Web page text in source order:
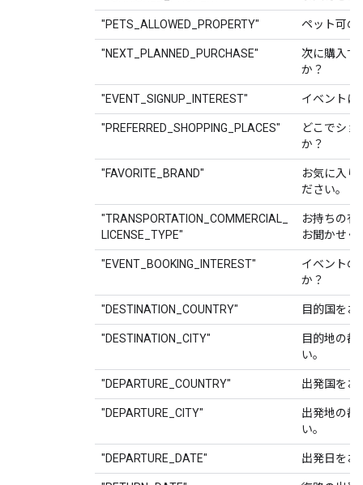
"PETS_ALLOWED_PROPERTY" ペット可の
"NEXT_PLANNED_PURCHASE"
次に購入す
か？
"EVENT_SIGNUP_INTEREST" イベントに
"PREFERRED_SHOPPING_PLACES"
どこでショ
か？
"FAVORITE_BRAND"
お気に入り
ださい。
"TRANSPORTATION_COMMERCIAL_
LICENSE_TYPE"
お持ちの有
お聞かせく
"EVENT_BOOKING_INTEREST"
イベントの
か？
"DESTINATION_COUNTRY" 目的国をお
"DESTINATION_CITY"
目的地の都
い。
"DEPARTURE_COUNTRY" 出発国をお
"DEPARTURE_CITY"
出発地の都
い。
"DEPARTURE_DATE" 出発日をお